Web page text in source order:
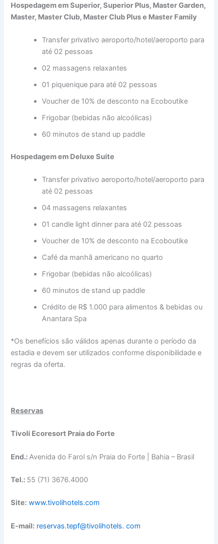
Hospedagem em Superior, Superior Plus, Master Garden,
Master, Master Club, Master Club Plus e Master Family
Transfer privativo aeroporto/hotel/aeroporto para
até 02 pessoas
02 massagens relaxantes
01 piquenique para até 02 pessoas
Voucher de 10% de desconto na Ecoboutike
Frigobar (bebidas não alcoólicas)
60 minutos de stand up paddle
Hospedagem em Deluxe Suite
Transfer privativo aeroporto/hotel/aeroporto para
até 02 pessoas
04 massagens relaxantes
01 candle light dinner para até 02 pessoas
Voucher de 10% de desconto na Ecoboutike
Café da manhã americano no quarto
Frigobar (bebidas não alcoólicas)
60 minutos de stand up paddle
Crédito de R$ 1.000 para alimentos & bebidas ou
Anantara Spa
*Os benefícios são válidos apenas durante o período da
estadia e devem ser utilizados conforme disponibilidade e
regras da oferta.
Reservas
Tivoli Ecoresort Praia do Forte
End.:Avenida do Farol s/n Praia do Forte | Bahia – Brasil
Tel.: 55 (71) 3676.4000
Site: www.tivolihotels.com
E-mail: reservas.tepf@tivolihotels. com